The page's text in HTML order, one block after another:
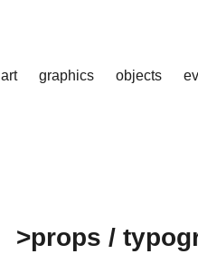
art graphics objects
>props /